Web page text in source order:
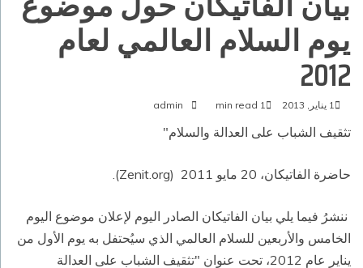
يوم السلام العالمي لعام
2012
1 يناير, 2013 1 min read
admin
تثقيف الشباب على العدالة والسلام"
حاضرة الفاتيكان، 20 مايو 2011 (Zenit.org).
ننشرُ فيما يلي بيان الفاتيكان الصادر اليوم لإعلان موضوع اليوم
الخامس والأربعين للسلام العالمي الذي سيُحتفل به يوم الأول من
يناير عام 2012، تحت عنوان "تثقيف الشباب على العدالة